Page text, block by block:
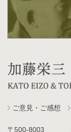
ご意見・ご感想
〒500-8003